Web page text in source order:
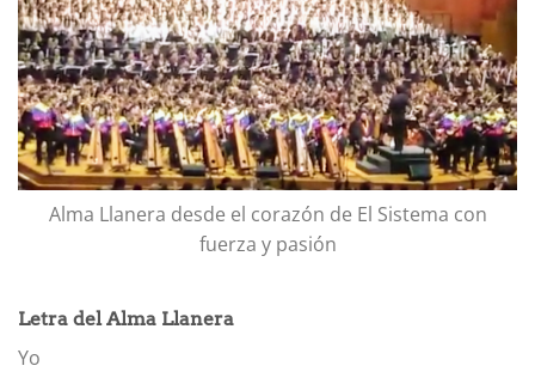
Alma Llanera desde el corazón de El Sistema con
fuerza y pasión
Letra del Alma Llanera
Yo